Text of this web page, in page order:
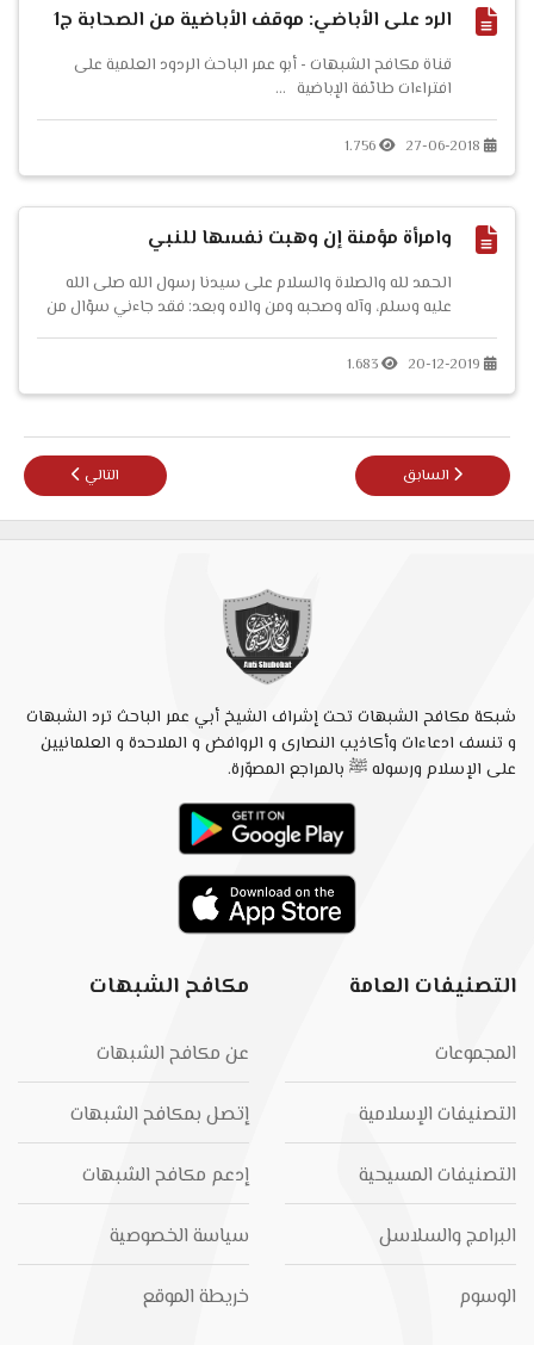
الرد على الأباضي: موقف الأباضية من الصحابة ج1
قناة مكافح الشبهات - أبو عمر الباحث الردود العلمية على
افتراءات طائفة الإباضية ...
27-06-2018
1.756
وامرأة مؤمنة إن وهبت نفسها للنبي
الحمد لله والصلاة والسلام على سيدنا رسول الله صلى الله
عليه وسلم، وآله وصحبه ومن والاه وبعد: فقد جاءني سؤال من
إنْ وَهَبَتْ نفسها للنبيِّ إنْ أراد النبي أن يستنكحه...
20-12-2019
1.683
المقال السابق: خروج أم المؤمنين عائشة للإصلاح أم القتال؟!
السابق المقال التالي:
التالي
شبكة مكافح الشبهات تحت إشراف الشيخ أبي عمر الباحث ترد الشبهات
و تنسف ادعاءات وأكاذيب النصارى و الروافض و الملاحدة و العلمانيين
على الإسلام ورسوله ﷺ بالمراجع المصوّرة.
التصنيفات العامة
المجموعات
التصنيفات الإسلامية
التصنيفات المسيحية
البرامج والسلاسل
الوسوم
مكافح الشبهات
عن مكافح الشبهات
إتصل بمكافح الشبهات
إدعم مكافح الشبهات
سياسة الخصوصية
خريطة الموقع